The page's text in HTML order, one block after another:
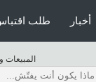
طلب أخبار
المبيعات